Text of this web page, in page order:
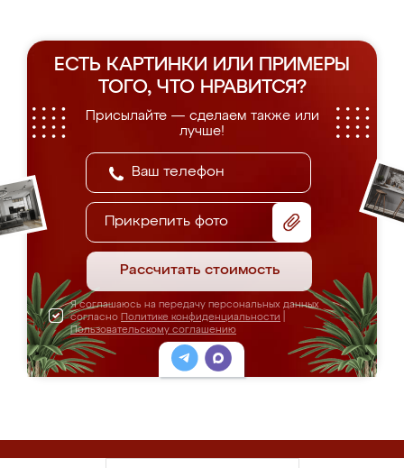
ЕСТЬ КАРТИНКИ ИЛИ ПРИМЕРЫ
ТОГО, ЧТО НРАВИТСЯ?
Присылайте — сделаем также или
лучше!
Прикрепить фото
Рассчитать стоимость
Я соглашаюсь на передачу персональных данных
согласно Политике конфиденциальности
Пользовательскому соглашению